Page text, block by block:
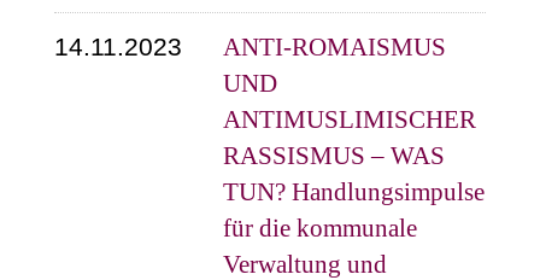
14.11.2023
ANTI-ROMAISMUS
UND
ANTIMUSLIMISCHER
RASSISMUS – WAS
TUN? Handlungsimpulse
für die kommunale
Verwaltung und